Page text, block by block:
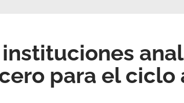
para el ciclo